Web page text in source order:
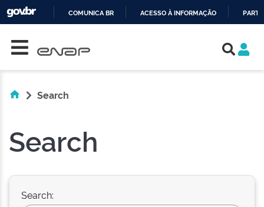
COMUNICA BR ACESSO À INFORMAÇÃO
Search
Search
Search: